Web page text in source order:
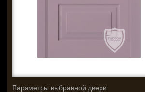
Параметры выбранной двери: